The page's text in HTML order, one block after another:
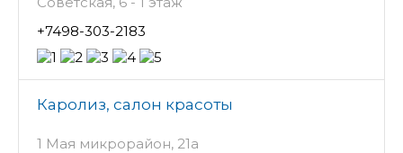
+7498-303-2183
Каролиз, салон красоты
1 Мая микрорайон, 21а